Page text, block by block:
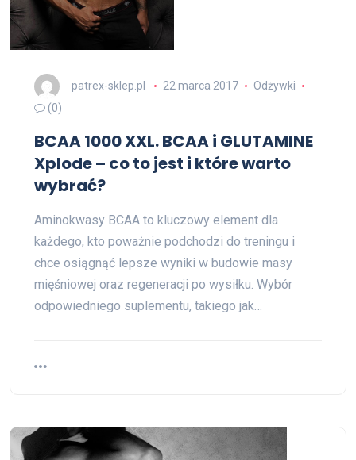
patrex-sklep.pl 22 marca 2017
Odżywki
(0)
BCAA 1000 XXL. BCAA i GLUTAMINE
Xplode – co to jest i które warto
wybrać?
Aminokwasy BCAA to kluczowy element dla
każdego, kto poważnie podchodzi do treningu i
chce osiągnąć lepsze wyniki w budowie masy
mięśniowej oraz regeneracji po wysiłku. Wybór
odpowiedniego suplementu, takiego jak…